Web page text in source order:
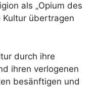
als „Opium des
Kultur übertragen
durch ihre
ihren verlogenen
besänftigen und